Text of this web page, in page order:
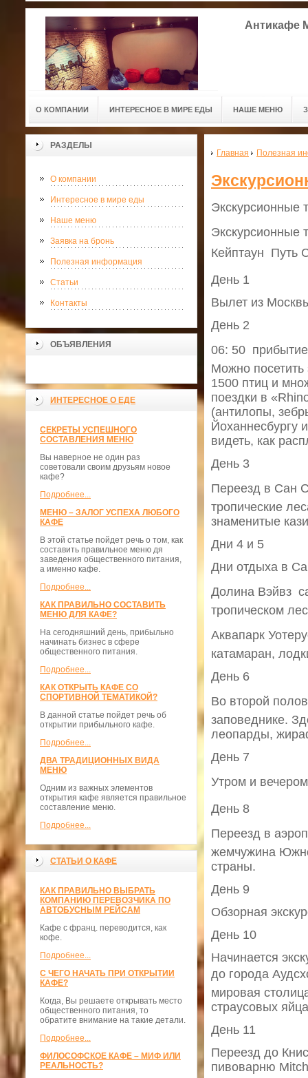
Антикафе
О КОМПАНИИ ИНТЕРЕСНОЕ В МИРЕ ЕДЫ НАШЕ МЕНЮ
РАЗДЕЛЫ
О компании
Интересное в мире еды
Наше меню
Заявка на бронь
Полезная информация
Статьи
Контакты
ОБЪЯВЛЕНИЯ
ИНТЕРЕСНОЕ О ЕДЕ
СЕКРЕТЫ УСПЕШНОГО
СОСТАВЛЕНИЯ МЕНЮ
Вы наверное не один раз
советовали своим друзьям новое
кафе?
Подробнее...
МЕНЮ – ЗАЛОГ УСПЕХА ЛЮБОГО
КАФЕ
В этой статье пойдет речь о том, как
составить правильное меню дя
заведения общественного питания,
а именно кафе.
Подробнее...
КАК ПРАВИЛЬНО СОСТАВИТЬ
МЕНЮ ДЛЯ КАФЕ?
На сегодняшний день, прибыльно
начинать бизнес в сфере
общественного питания.
Подробнее...
КАК ОТКРЫТЬ КАФЕ СО
СПОРТИВНОЙ ТЕМАТИКОЙ?
В данной статье пойдет речь об
открытии прибыльного кафе.
Подробнее...
ДВА ТРАДИЦИОННЫХ ВИДА
МЕНЮ
Одним из важных элементов
открытия кафе является правильное
составление меню.
Подробнее...
СТАТЬИ О КАФЕ
КАК ПРАВИЛЬНО ВЫБРАТЬ
КОМПАНИЮ ПЕРЕВОЗЧИКА ПО
АВТОБУСНЫМ РЕЙСАМ
Кафе с франц. переводится, как
кофе.
Подробнее...
С ЧЕГО НАЧАТЬ ПРИ ОТКРЫТИИ
КАФЕ?
Когда, Вы решаете открывать место
общественного питания, то
обратите внимание на такие детали.
Подробнее...
ФИЛОСОФСКОЕ КАФЕ – МИФ ИЛИ
РЕАЛЬНОСТЬ?
Главная Полезная
Экскурсионные
Кейптаун  Путь
День 1
Вылет из
День 2
06: 50 
Можно
1500 птиц и
поездки в
(антилопы,
Йоханнесбургу
видеть, как
День 3
Переезд в Сан
тропические
знаменитые
Дни 4 и 5
Дни отдыха в
Долина Вэйвз 
тропическом
Аквапарк
катамаран,
День 6
Во второй
заповеднике.
леопарды,
День 7
Утром и
День 8
Переезд в
жемчужина
страны.
День 9
Обзорная
День 10
Начинается
до города
мировая
страусовых
День 11
Переезд до
пивоварню